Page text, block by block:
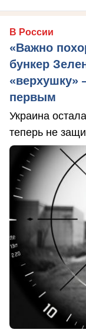
В России
«Важно
бункер
«верхушку»
первым
Украина
теперь не